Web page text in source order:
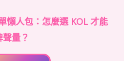
懶人包：怎麼選 KOL 才能
量？